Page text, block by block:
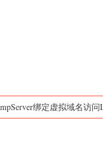
绑定虚拟域名访问